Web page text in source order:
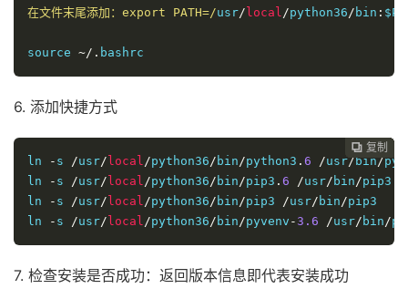
在文件末尾添加：export PATH=/usr/ local/python36/ bin :
source ~/. bashrc
6. 添加快捷方式
 复制
 复制
 复制
 复制
 复制
 复制
 复制
 复制
 复制
 复制
 复制
ln
- s /usr/ local/python36/ bin/python3 . 6 /usr/bin/
ln
- s /usr/ local/python36/ bin/pip3 . 6 /usr/ bin/pip3
ln
- s /usr/ local/python36/ bin/pip3 /usr/ bin/pip3
ln
- s /usr/ local/python36/ bin/pyvenv -3.6 /usr/ bin/
7. 检查安装是否成功：返回版本信息即代表安装成功